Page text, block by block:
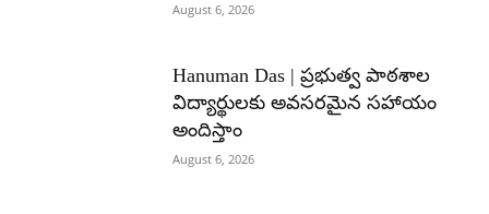
August 6, 2026
Hanuman Das | ప్రభుత్వ పాఠశాల
విద్యార్థులకు అవసరమైన సహాయం
అందిస్తాం
August 6, 2026